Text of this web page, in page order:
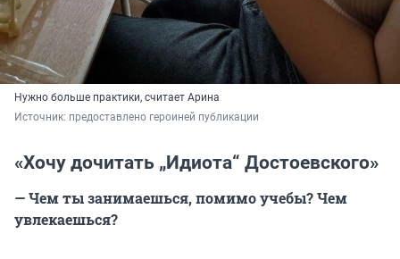
Нужно больше практики, считает Арина
Источник: предоставлено героиней публикации
«Хочу дочитать „Идиота“ Достоевского»
— Чем ты занимаешься, помимо учебы? Чем
увлекаешься?